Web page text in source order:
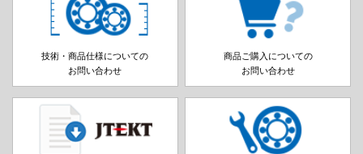
技術・商品仕様についての
お問い合わせ
商品ご購入についての
お問い合わせ